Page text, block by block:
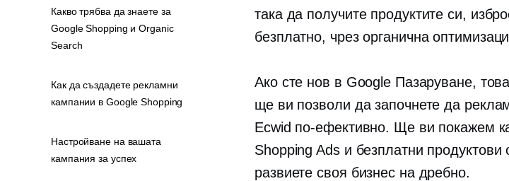
така да получите продуктите си,
безплатно, чрез органична
Ако сте нов в Google Пазаруване,
ще ви позволи да започнете да
Ecwid по-ефективно. Ще ви покажем
Shopping Ads и безплатни
развиете своя бизнес на дребно.
Какво трябва да знаете за
Google Shopping и Organic
Search
Как да създадете рекламни
кампании в Google Shopping
Настройване на вашата
кампания за успех